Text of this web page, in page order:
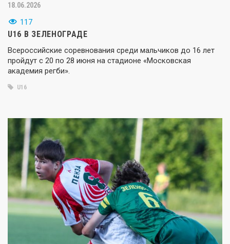
18.06.2026
117
U16 В ЗЕЛЕНОГРАДЕ
Всероссийские соревнования среди мальчиков до 16 лет
пройдут с 20 по 28 июня на стадионе «Московская
академия регби».
U16